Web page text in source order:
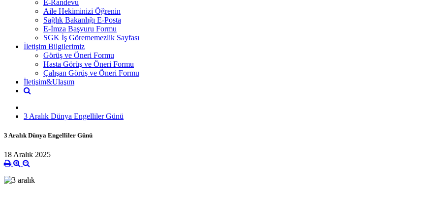
E-Randevu
Aile Hekiminizi Öğrenin
Sağlık Bakanlığı E-Posta
E-İmza Başvuru Formu
SGK İş Görememezlik Sayfası
İletişim Bilgilerimiz
Görüş ve Öneri Formu
Hasta Görüş ve Öneri Formu
Çalışan Görüş ve Öneri Formu
İletişim&Ulaşım
3 Aralık Dünya Engelliler Günü
3 Aralık Dünya Engelliler Günü
18 Aralık 2025